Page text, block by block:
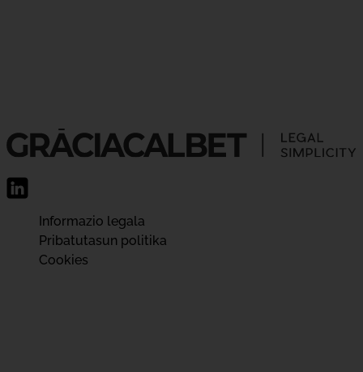
Informazio legala
Pribatutasun politika
Cookies